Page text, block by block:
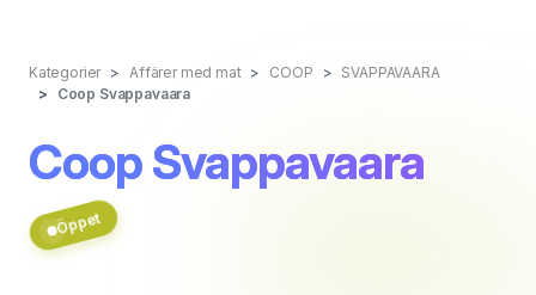
Kategorier Affärer med mat COOP
SVAPPAVAARA
Coop Svappavaara
Coop Svappavaara
Öppet